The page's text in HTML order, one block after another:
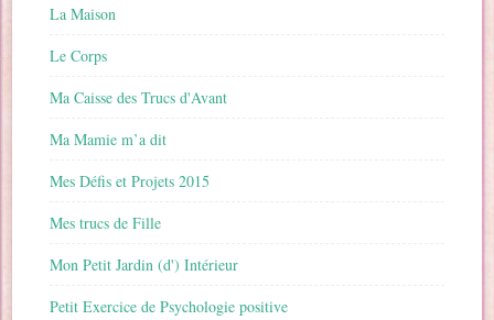
La Maison
Le Corps
Ma Caisse des Trucs d'Avant
Ma Mamie m’a dit
Mes Défis et Projets 2015
Mes trucs de Fille
Mon Petit Jardin (d') Intérieur
Petit Exercice de Psychologie positive